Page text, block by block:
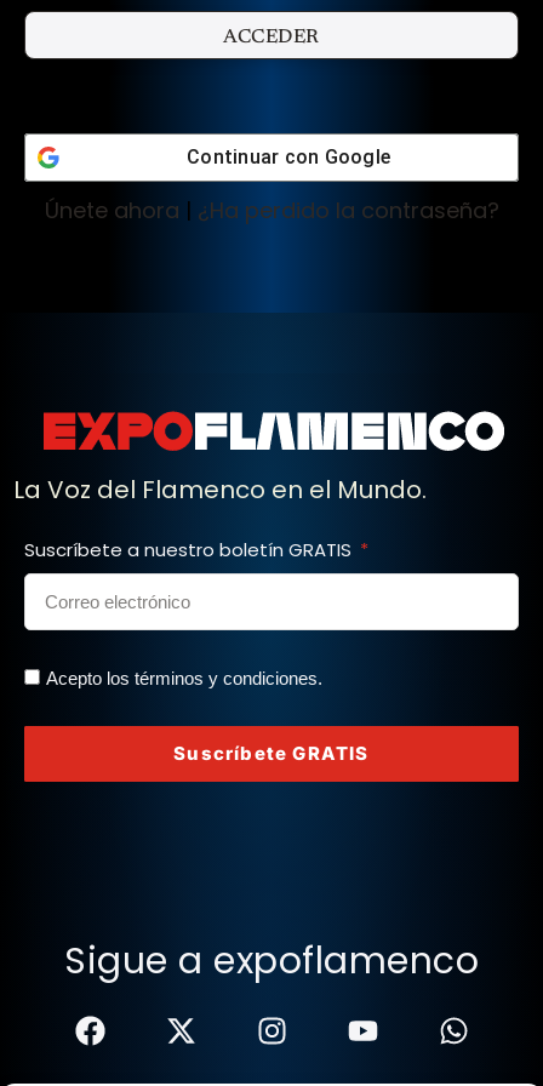
Continuar con Google
Únete ahora | ¿Ha perdido la contraseña?
La Voz del Flamenco en el Mundo.
Suscríbete a nuestro boletín GRATIS
Acepto los términos y condiciones.
Suscríbete GRATIS
Sigue a expoflamenco